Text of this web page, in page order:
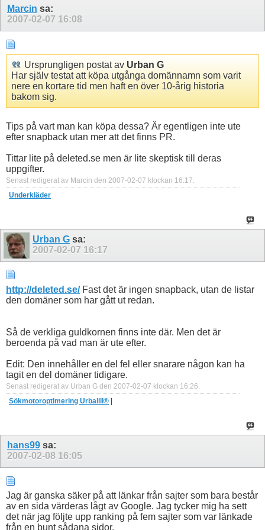
Marcin sa:
2007-02-07 16:08
Ursprungligen postat av Urban G
Har själv testat att köpa utgånga domännamn som varit
nere en kortare tid men haft en över 10-årig historia
bakom sig.
Tips på vart man kan köpa dessa? Är egentligen inte ute
efter snapback utan mer att det finns PR.
Tittar lite på deleted.se men är lite skeptisk till deras
uppgifter.
Senast redigerat av Marcin den 2007-02-07 klockan 16:17
Underkläder
Urban G sa:
2007-02-07 16:17
http://deleted.se/Fast det är ingen snapback, utan de listar
den domäner som har gått ut redan.
Så de verkliga guldkornen finns inte där. Men det är
beroenda på vad man är ute efter.
Edit: Den innehåller en del fel eller snarare någon kan ha
tagit en del domäner tidigare.
Senast redigerat av Urban G den 2007-02-07 klockan 16:26.
Sökmotoroptimering Urbalill®
hans99 sa:
2007-02-08 16:05
Jag är ganska säker på att länkar från sajter som bara består
av en sida värderas lågt av Google. Jag tycker mig ha sett
det när jag följte upp ranking på fem sajter som var länkade
från en bunt sådana sidor.